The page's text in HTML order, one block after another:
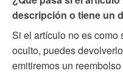
descripción o tiene un
Si el artículo no es como
oculto, puedes
emitiremos un